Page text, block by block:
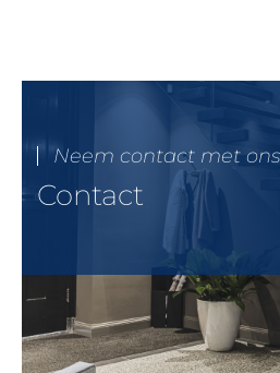
Neem contact met
Contact